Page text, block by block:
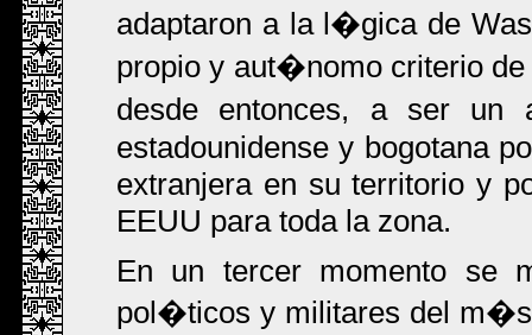
adaptaron a la l�gica de
propio y aut�nomo criterio
desde entonces, a ser un
estadounidense y bogotana
extranjera en su territorio y
EEUU para toda la zona.
En un tercer momento se
pol�ticos y militares del m�s